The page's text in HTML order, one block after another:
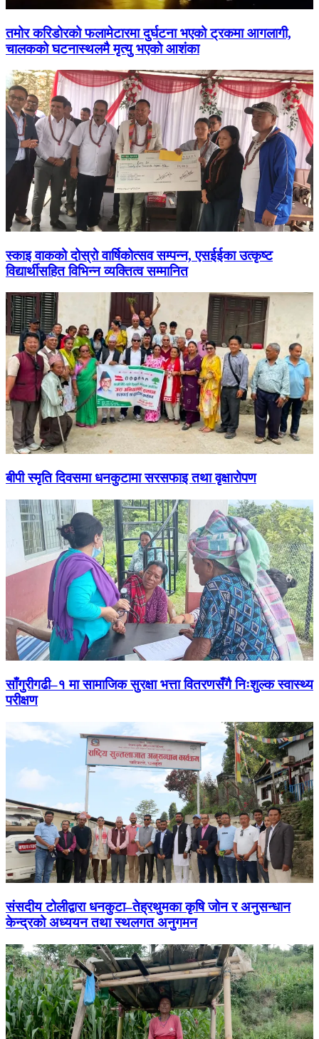
तमोर करिडोरको फलामेटारमा दुर्घटना भएको ट्रकमा आगलागी,
चालकको घटनास्थलमै मृत्यु भएको आशंका
स्काइ वाकको दोस्रो वार्षिकोत्सव सम्पन्न, एसईईका उत्कृष्ट
विद्यार्थीसहित विभिन्न व्यक्तित्व सम्मानित
बीपी स्मृति दिवसमा धनकुटामा सरसफाइ तथा वृक्षारोपण
साँगुरीगढी–१ मा सामाजिक सुरक्षा भत्ता वितरणसँगै निःशुल्क स्वास्थ्य
परीक्षण
संसदीय टोलीद्वारा धनकुटा–तेह्रथुमका कृषि जोन र अनुसन्धान
केन्द्रको अध्ययन तथा स्थलगत अनुगमन